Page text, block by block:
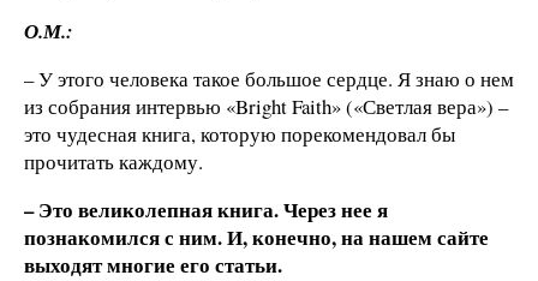
О.М.:
– У этого человека такое большое сердце. Я знаю о нем
из собрания интервью «Bright Faith» («Светлая вера») –
это чудесная книга, которую порекомендовал бы
прочитать каждому.
– Это великолепная книга. Через нее я
познакомился с ним. И, конечно, на нашем сайте
выходят многие его статьи.